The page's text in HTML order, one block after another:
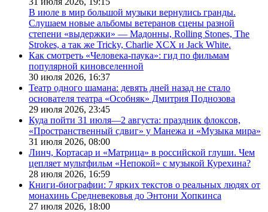
В июле в мир большой музыки вернулись гранды.
Слушаем новые альбомы ветеранов сцены разной
степени «выдержки» — Мадонны, Rolling Stones, The
Strokes, а так же Tricky, Charlie XCX и Jack White.
Как смотреть «Человека-паука»: гид по фильмам
популярной киновселенной
30 июля 2026, 16:37
Театр одного шамана: девять дней назад не стало
основателя театра «Особняк» Дмитрия Поднозова
29 июля 2026, 23:45
Куда пойти 31 июля—2 августа: праздник флоксов,
«Пространственный сдвиг» у Манежа и «Музыка мира»
31 июля 2026, 08:00
Линч, Кортасар и «Матрица» в российской глуши. Чем
цепляет мультфильм «Непокой» с музыкой Курехина?
28 июля 2026, 16:59
Книги-биографии: 7 ярких текстов о реальных людях от
монахинь Средневековья до Энтони Хопкинса
27 июля 2026, 18:00